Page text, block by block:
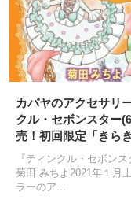
カバヤのアクセサリ
クル・セボンスター
売！初回限定「きら
実施
『ティンクル・セボン
菊田 みちよ2021年１月
ラーのア...